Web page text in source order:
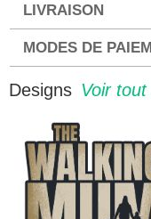
LIVRAISON
MODES DE
Designs Voir